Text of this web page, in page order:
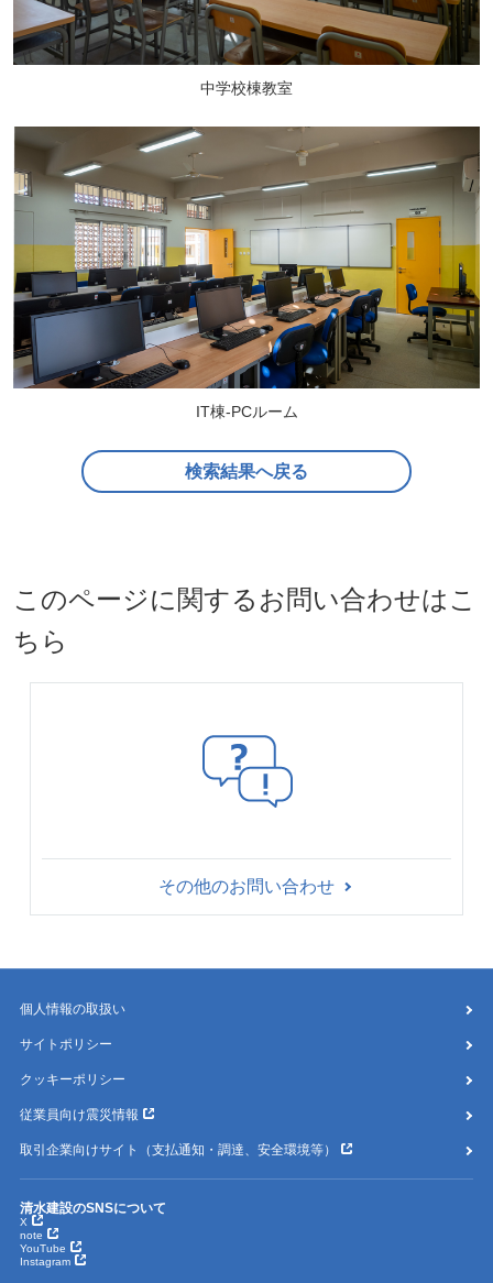
中学校棟教室
IT棟-PCルーム
検索結果へ戻る
このページに関するお問い合わせはこ
ちら
その他のお問い合わせ
個人情報の取扱い
サイトポリシー
クッキーポリシー
従業員向け震災情報
取引企業向けサイト（支払通知・調達、安全環境等）
清水建設のSNSについて
X
note
YouTube
Instagram